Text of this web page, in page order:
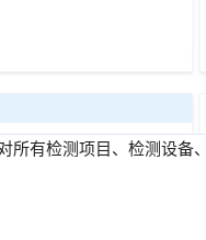
有检测项目、检测设备